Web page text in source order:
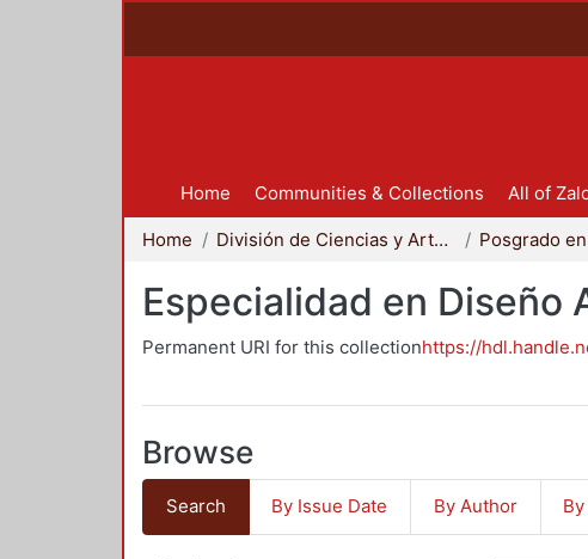
Home Communities & Collections All of
Home División de Ciencias y Artes para el Diseño Posgrado
Especialidad en Diseño
Permanent URI for this collectionhttps://
Browse
Search By Issue Date By Author